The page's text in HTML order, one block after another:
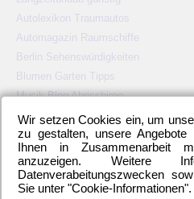
Autolexikon Traumautos
Automagazin Raumschiffe
Berlin Sehenswürdigkeiten
Blumen Garten Tipps
Musik Blog Abrissbirne
Grasplatzmemmen
Karibik All Inclusive
Ostseebad Warnemünde
Website Katalog
Wir setzen Cookies ein, um
zu gestalten, unsere
Ihnen in Zusammenarbeit
anzuzeigen. Weitere
Datenverabeitungszwecken
Sie unter "Cookie-Informationen".